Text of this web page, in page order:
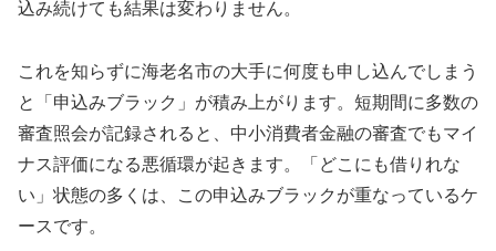
込み続けても結果は変わりません。
これを知らずに海老名市の大手に何度も申し込んでしまう
と「申込みブラック」が積み上がります。短期間に多数の
審査照会が記録されると、中小消費者金融の審査でもマイ
ナス評価になる悪循環が起きます。「どこにも借りれな
い」状態の多くは、この申込みブラックが重なっているケ
ースです。